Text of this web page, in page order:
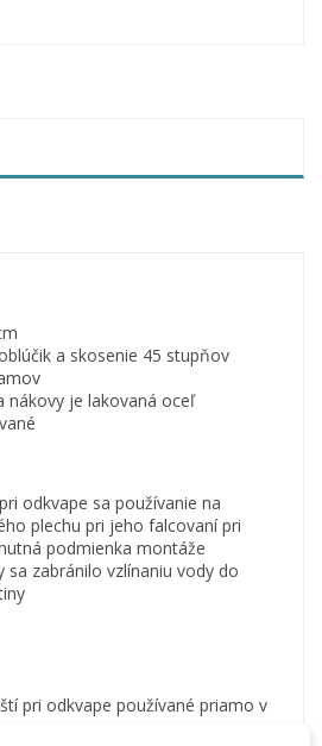
a skosenie 45 stupňov
nákovy je lakovaná oceľ
odkvape sa používanie na
plechu pri jeho falcovaní pri
podmienka montáže
sa zabránilo vzlínaniu vody do
pri odkvape používané priamo v